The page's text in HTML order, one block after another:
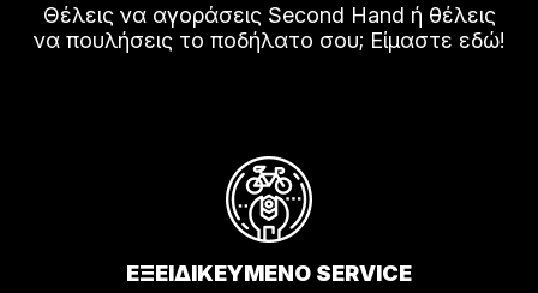
Θέλεις να αγοράσεις Second Hand ή θέλεις
να πουλήσεις το ποδήλατο σου; Είμαστε εδώ!
ΕΞΕΙΔΙΚΕΥΜΕΝΟ SERVICE